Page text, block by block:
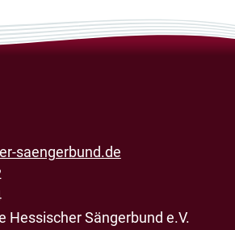
saengerbund.de
Hessischer Sängerbund e.V.